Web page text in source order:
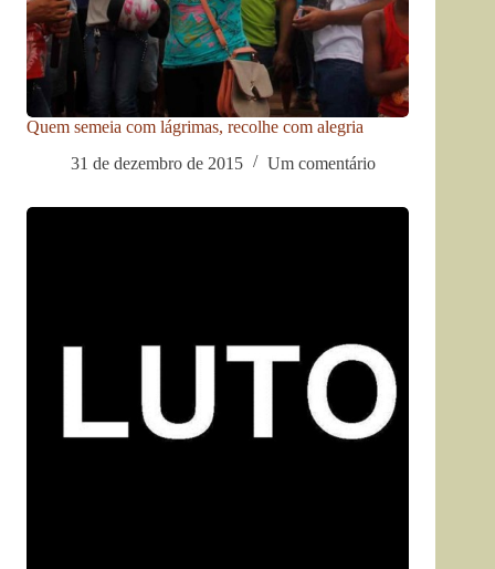
Quem semeia com lágrimas, recolhe com alegria
31 de dezembro de 2015
Um comentário